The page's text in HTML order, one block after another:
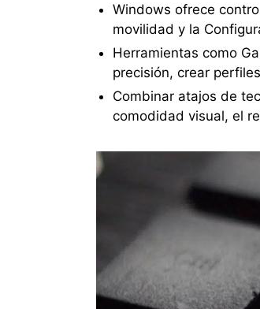
Windows ofrece
movilidad y la
Herramientas como
precisión, crear
Combinar atajos de
comodidad visual, el